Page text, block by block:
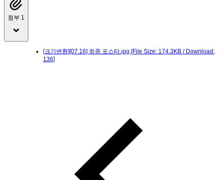
첨부 1
[크기변환][07.16] 최종 포스터.jpg [File Size: 174.3KB / Download:
136]